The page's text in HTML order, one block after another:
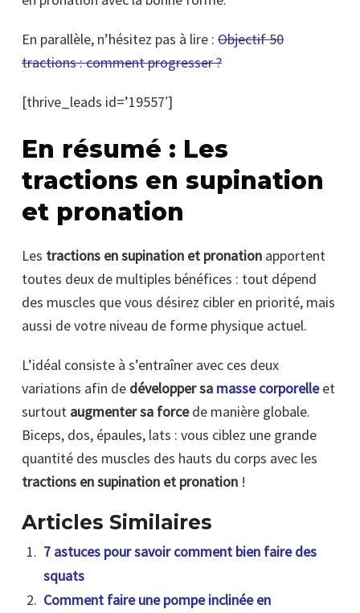
En parallèle, n’hésitez pas à lire : Objectif 50
tractions : comment progresser ?
[thrive_leads id=’19557′]
En résumé : Les
tractions en supination
et pronation
Les tractions en supination et pronation apportent
toutes deux de multiples bénéfices : tout dépend
des muscles que vous désirez cibler en priorité, mais
aussi de votre niveau de forme physique actuel.
L’idéal consiste à s’entraîner avec ces deux
variations afin de développer sa masse corporelle et
surtout augmenter sa forcede manière globale.
Biceps, dos, épaules, lats : vous ciblez une grande
quantité des muscles des hauts du corps avec les
tractions en supination et pronation !
Articles Similaires
7 astuces pour savoir comment bien faire des
squats
Comment faire une pompe inclinée en